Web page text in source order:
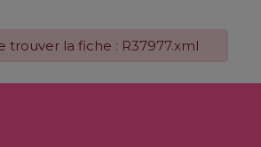
trouver la fiche : R37977.xml